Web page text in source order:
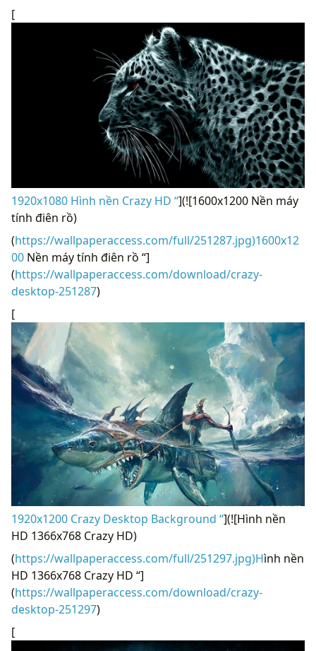
[
1920x1080 Hình nền Crazy HD “](![1600x1200 Nền máy
tính điên rồ)
(https://wallpaperaccess.com/full/251287.jpg)1600x12
00 Nền máy tính điên rồ “]
(https://wallpaperaccess.com/download/crazy-
desktop-251287)
[
1920x1200 Crazy Desktop Background “](![Hình nền
HD 1366x768 Crazy HD)
(https://wallpaperaccess.com/full/251297.jpg)Hình nền
HD 1366x768 Crazy HD “]
(https://wallpaperaccess.com/download/crazy-
desktop-251297)
[